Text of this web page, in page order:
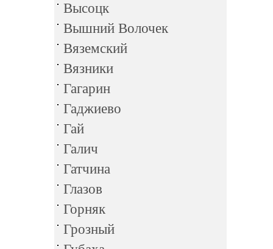
Высоцк
Вышний Волочек
Вяземский
Вязники
Гагарин
Гаджиево
Гай
Галич
Гатчина
Глазов
Горняк
Грозный